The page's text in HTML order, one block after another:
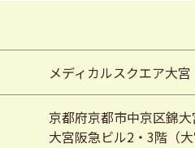
メディカルスクエア大宮
京都府京都市中京区錦
大宮阪急ビル2・3階（